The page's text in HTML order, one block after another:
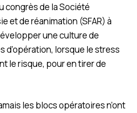
congrès de la Société
et de réanimation (SFAR) à
une culture de
d’opération, lorsque le stress
le risque, pour en tirer de
les blocs opératoires n’ont